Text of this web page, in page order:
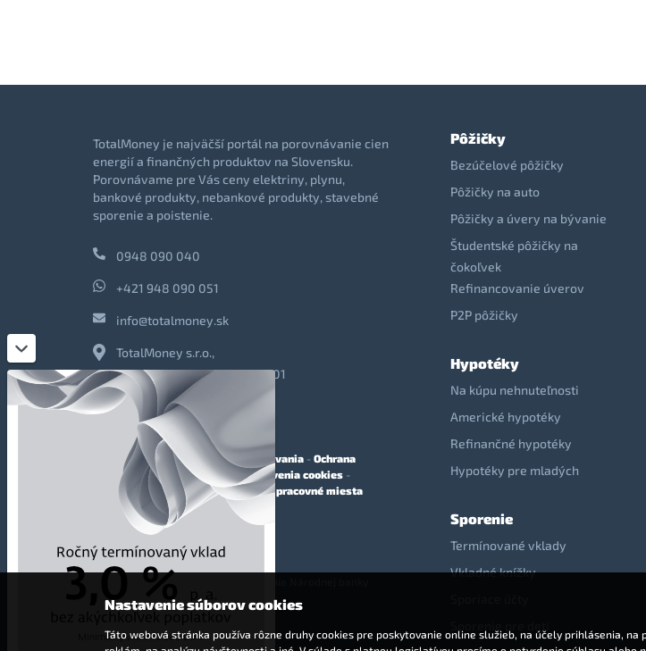
Pôžičky
Bezúčelové pôžičky
Pôžičky na auto
Pôžičky a úvery na bývanie
Študentské pôžičky na
čokoľvek
Refinancovanie úverov
P2P pôžičky
Hypotéky
Na kúpu nehnuteľnosti
Americké hypotéky
Refinančné hypotéky
Hypotéky pre mladých
Sporenie
Termínované vklady
Vkladné knížky
TotalMoney je najväčší portál na porovnávanie cien
energií a finančných produktov na Slovensku.
Porovnávame pre Vás ceny elektriny, plynu,
bankové produkty, nebankové produkty, stavebné
sporenie a poistenie.
0948 090 040
+421 948 090 051
info@totalmoney.sk
TotalMoney s.r.o.,
Levočská 866, Poprad, 058 01
-Reklama- Podmienky používania - Ochrana
osobných údajov-Cookies Nastavenia cookies -
Finančné sprostredkovanie-Voľné pracovné miesta
Affiliate - partnerský program
© 2009 - 2023 TotalMoney s.r.o.
Slovenska - reg. č. 127292)
Nastavenie súborov cookies
Táto webová stránka používa rôzne druhy cookies pre poskytovanie online služieb, na účely prihlásenia, na